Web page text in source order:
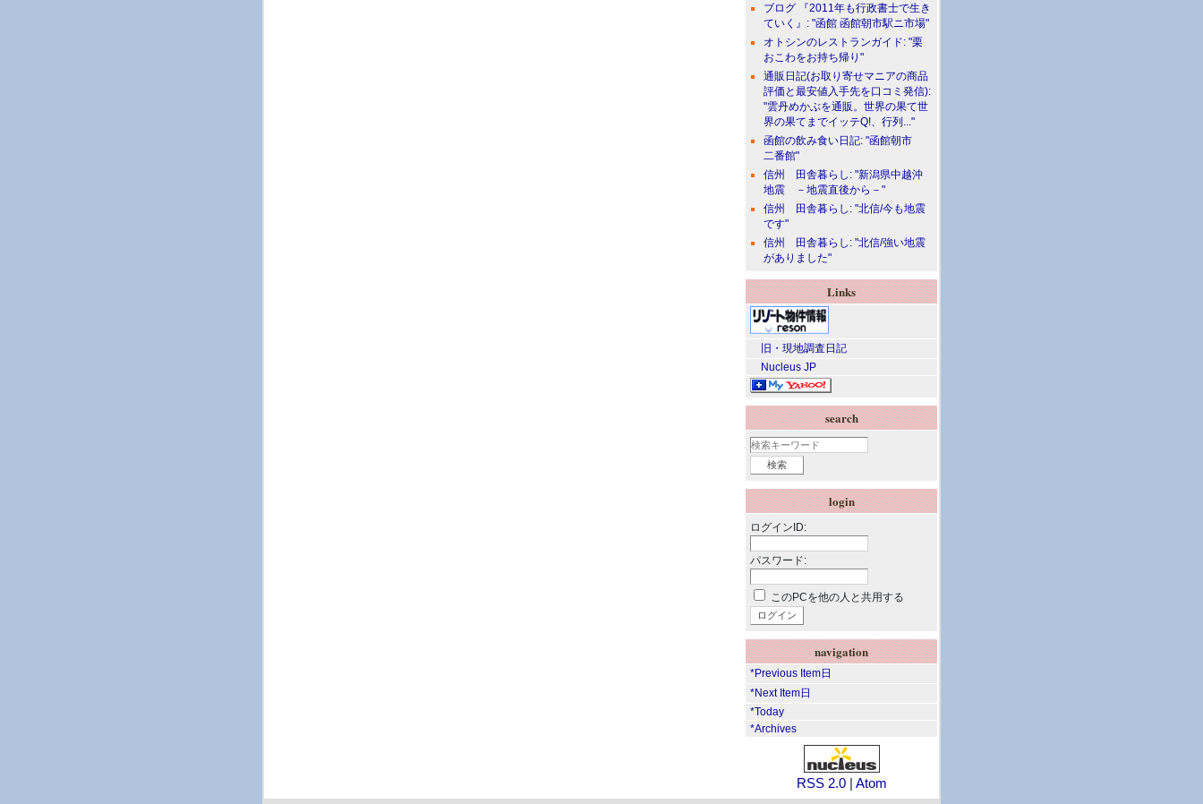
ブログ 『2011年も行政書士で生き
ていく』: "函館 函館朝市駅ニ市場"
オトシンのレストランガイド: "栗
おこわをお持ち帰り"
通販日記(お取り寄せマニアの商品
評価と最安値入手先を口コミ発信):
"雲丹めかぶを通販。世界の果て世
界の果てまでイッテQ!、行列..."
函館の飲み食い日記: "函館朝市
二番館"
信州 田舎暮らし: "新潟県中越沖
地震 －地震直後から－"
信州 田舎暮らし: "北信/今も地震
です"
信州 田舎暮らし: "北信/強い地震
がありました"
Links
旧・現地調査日記
Nucleus JP
search
login
ログインID:
パスワード:
このPCを他の人と共用する
navigation
*Previous Item日
*Next Item日
*Today
*Archives
RSS 2.0| Atom